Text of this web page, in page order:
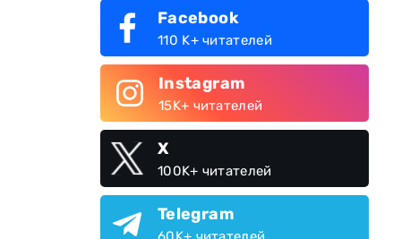
Facebook
110 K+ читателей
Instagram
15K+ читателей
X
100K+ читателей
Telegram